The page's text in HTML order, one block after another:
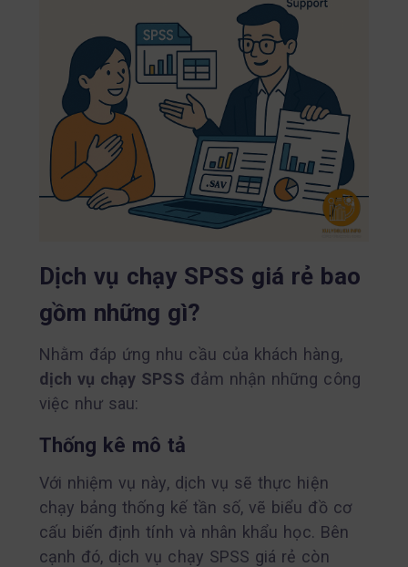
Dịch vụ chạy SPSS giá rẻ bao
gồm những gì?
Nhằm đáp ứng nhu cầu của khách hàng,
dịch vụ chạy SPSS đảm nhận những công
việc như sau:
Thống kê mô tả
Với nhiệm vụ này, dịch vụ sẽ thực hiện
chạy bảng thống kế tần số, vẽ biểu đồ cơ
cấu biến định tính và nhân khẩu học. Bên
cạnh đó, dịch vụ chạy SPSS giá rẻ còn